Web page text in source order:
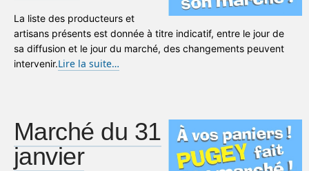
La liste des producteurs et
artisans présents est donnée à titre indicatif, entre le jour de
sa diffusion et le jour du marché, des changements peuvent
intervenir.Lire la suite…
Marché du 31
janvier